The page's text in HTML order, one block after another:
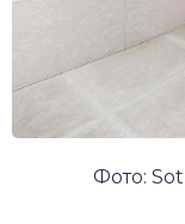
Фото: